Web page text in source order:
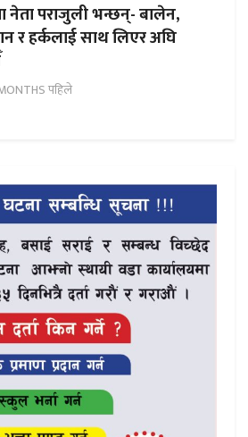
नेता पराजुली भन्छन्- बालेन,
र हर्कलाई साथ लिएर अघि
पहिले